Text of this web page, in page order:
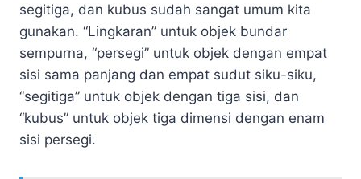
segitiga, dan kubus sudah sangat umum kita
gunakan. “Lingkaran” untuk objek bundar
sempurna, “persegi” untuk objek dengan empat
sisi sama panjang dan empat sudut siku-siku,
“segitiga” untuk objek dengan tiga sisi, dan
“kubus” untuk objek tiga dimensi dengan enam
sisi persegi.